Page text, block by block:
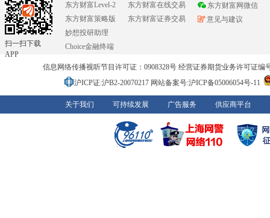
扫一扫下载
APP
东方财富Level-2
东方财富策略版
妙想投研助理
Choice金融终端
东方财富在线交易
东方财富证券交易
东方财富网微信
意见与建议
信息网络传播视听节目许可证：0908328号 经营证券期货业务许可证编
沪ICP证:沪B2-20070217 网站备案号:沪ICP备05006054号-11
关于我们 可持续发展 广告服务 供应商平台